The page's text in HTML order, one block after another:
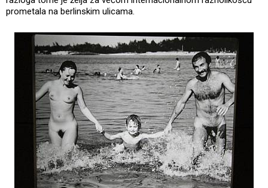
prometala na berlinskim ulicama.